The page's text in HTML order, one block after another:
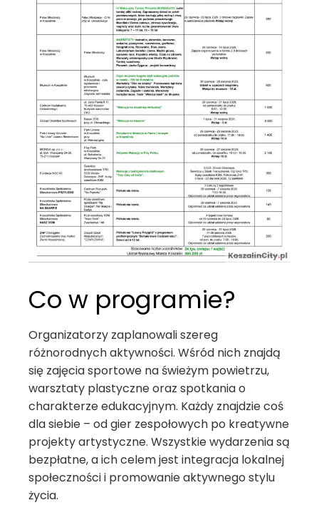
Co w programie?
Organizatorzy zaplanowali szereg
różnorodnych aktywności. Wśród nich znajdą
się zajęcia sportowe na świeżym powietrzu,
warsztaty plastyczne oraz spotkania o
charakterze edukacyjnym. Każdy znajdzie coś
dla siebie – od gier zespołowych po kreatywne
projekty artystyczne. Wszystkie wydarzenia są
bezpłatne, a ich celem jest integracja lokalnej
społeczności i promowanie aktywnego stylu
życia.